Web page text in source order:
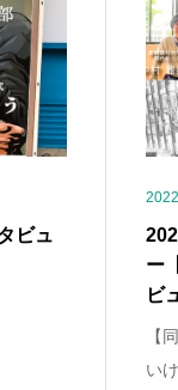
ビュ
ー
ビ
【
い